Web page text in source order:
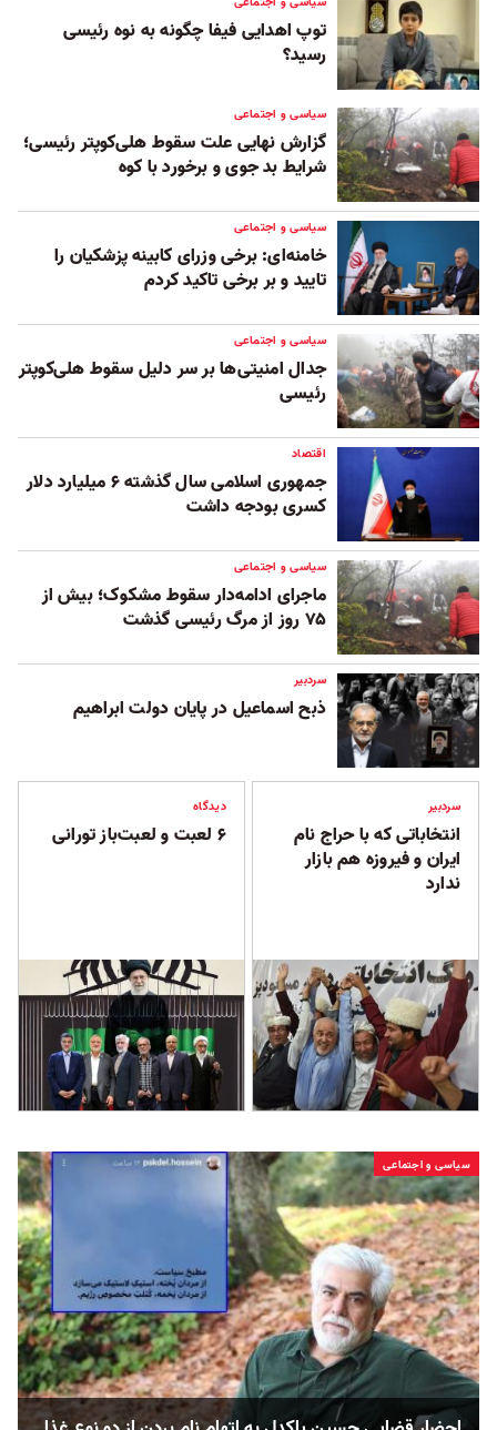
توپ اهدایی فیفا چگونه به نوه رئیسی
رسید؟
سیاسی و اجتماعی
گزارش نهایی علت سقوط هلی‌کوپتر رئیسی؛
شرایط بد جوی و برخورد با کوه
سیاسی و اجتماعی
خامنه‌ای: برخی وزرای کابینه پزشکیان را
تایید و بر برخی تاکید کردم
سیاسی و اجتماعی
جدال امنیتی‌ها بر سر دلیل سقوط هلی‌کوپتر
رئیسی
اقتصاد
جمهوری اسلامی سال گذشته ۶ میلیارد دلار
کسری بودجه داشت
سیاسی و اجتماعی
ماجرای ادامه‌دار سقوط مشکوک؛ بیش از
۷۵ روز از مرگ رئیسی گذشت
سردبیر
ذبح اسماعیل در پایان دولت ابراهیم
سردبیر
انتخاباتی که با حراج نام
ایران و فیروزه هم بازار
ندارد
دیدگاه
۶ لعبت و لعبت‌باز تورانی
سیاسی و اجتماعی